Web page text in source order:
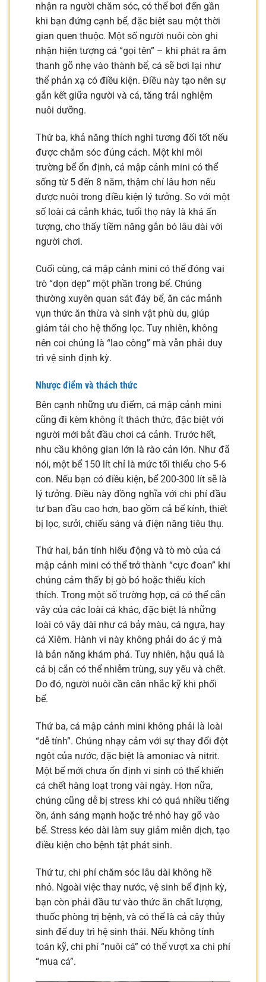
nhận ra người chăm sóc, có thể bơi đến gần
khi bạn đứng cạnh bể, đặc biệt sau một thời
gian quen thuộc. Một số người nuôi còn ghi
nhận hiện tượng cá “gọi tên” – khi phát ra âm
thanh gõ nhẹ vào thành bể, cá sẽ bơi lại như
thể phản xạ có điều kiện. Điều này tạo nên sự
gắn kết giữa người và cá, tăng trải nghiệm
nuôi dưỡng.
Thứ ba, khả năng thích nghi tương đối tốt nếu
được chăm sóc đúng cách. Một khi môi
trường bể ổn định, cá mập cảnh mini có thể
sống từ 5 đến 8 năm, thậm chí lâu hơn nếu
được nuôi trong điều kiện lý tưởng. So với một
số loài cá cảnh khác, tuổi thọ này là khá ấn
tượng, cho thấy tiềm năng gắn bó lâu dài với
người chơi.
Cuối cùng, cá mập cảnh mini có thể đóng vai
trò “dọn dẹp” một phần trong bể. Chúng
thường xuyên quan sát đáy bể, ăn các mảnh
vụn thức ăn thừa và sinh vật phù du, giúp
giảm tải cho hệ thống lọc. Tuy nhiên, không
nên coi chúng là “lao công” mà vẫn phải duy
trì vệ sinh định kỳ.
Nhược điểm và thách thức
Bên cạnh những ưu điểm, cá mập cảnh mini
cũng đi kèm không ít thách thức, đặc biệt với
người mới bắt đầu chơi cá cảnh. Trước hết,
nhu cầu không gian lớn là rào cản lớn. Như đã
nói, một bể 150 lít chỉ là mức tối thiểu cho 5-6
con. Nếu bạn có điều kiện, bể 200-300 lít sẽ là
lý tưởng. Điều này đồng nghĩa với chi phí đầu
tư ban đầu cao hơn, bao gồm cả bể kính, thiết
bị lọc, sưởi, chiếu sáng và điện năng tiêu thụ.
Thứ hai, bản tính hiếu động và tò mò của cá
mập cảnh mini có thể trở thành “cực đoan” khi
chúng cảm thấy bị gò bó hoặc thiếu kích
thích. Trong một số trường hợp, cá có thể cắn
vây của các loài cá khác, đặc biệt là những
loài có vây dài như cá bảy màu, cá ngựa, hay
cá Xiêm. Hành vi này không phải do ác ý mà
là bản năng khám phá. Tuy nhiên, hậu quả là
cá bị cắn có thể nhiễm trùng, suy yếu và chết.
Do đó, người nuôi cần cân nhắc kỹ khi phối
bể.
Thứ ba, cá mập cảnh mini không phải là loài
“dễ tính”. Chúng nhạy cảm với sự thay đổi đột
ngột của nước, đặc biệt là amoniac và nitrit.
Một bể mới chưa ổn định vi sinh có thể khiến
cá chết hàng loạt trong vài ngày. Hơn nữa,
chúng cũng dễ bị stress khi có quá nhiều tiếng
ồn, ánh sáng mạnh hoặc trẻ nhỏ hay gõ vào
bể. Stress kéo dài làm suy giảm miễn dịch, tạo
điều kiện cho bệnh tật phát sinh.
Thứ tư, chi phí chăm sóc lâu dài không hề
nhỏ. Ngoài việc thay nước, vệ sinh bể định kỳ,
bạn còn phải đầu tư vào thức ăn chất lượng,
thuốc phòng trị bệnh, và có thể là cả cây thủy
sinh để duy trì hệ sinh thái. Nếu không tính
toán kỹ, chi phí “nuôi cá” có thể vượt xa chi phí
“mua cá”.